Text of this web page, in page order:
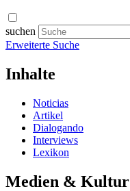
suchen
Erweiterte Suche
Inhalte
Noticias
Artikel
Dialogando
Interviews
Lexikon
Medien & Kultur